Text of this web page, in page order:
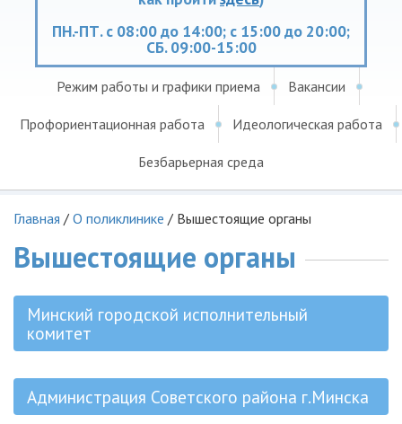
ПН.-ПТ. с 08:00 до 14:00; с 15:00 до 20:00;
СБ. 09:00-15:00
Режим работы и графики приема Вакансии
Профориентационная работа Идеологическая работа
Безбарьерная среда
Главная / О поликлинике / Вышестоящие органы
Вышестоящие органы
Минский городской исполнительный
комитет
Администрация Советского района г.Минска